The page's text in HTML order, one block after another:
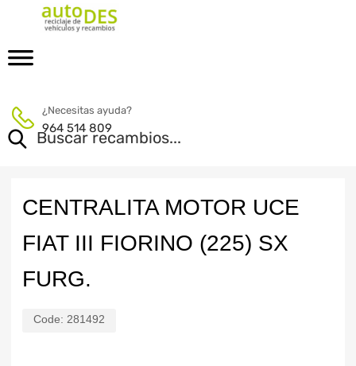
¿Necesitas ayuda?
964 514 809
CENTRALITA MOTOR UCE
FIAT III FIORINO (225) SX
FURG.
Code: 281492